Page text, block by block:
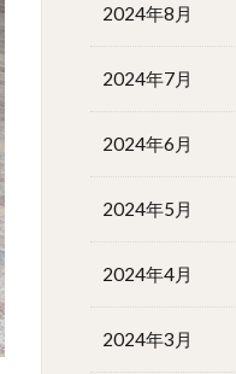
2024年8月
2024年7月
2024年6月
2024年5月
2024年4月
2024年3月